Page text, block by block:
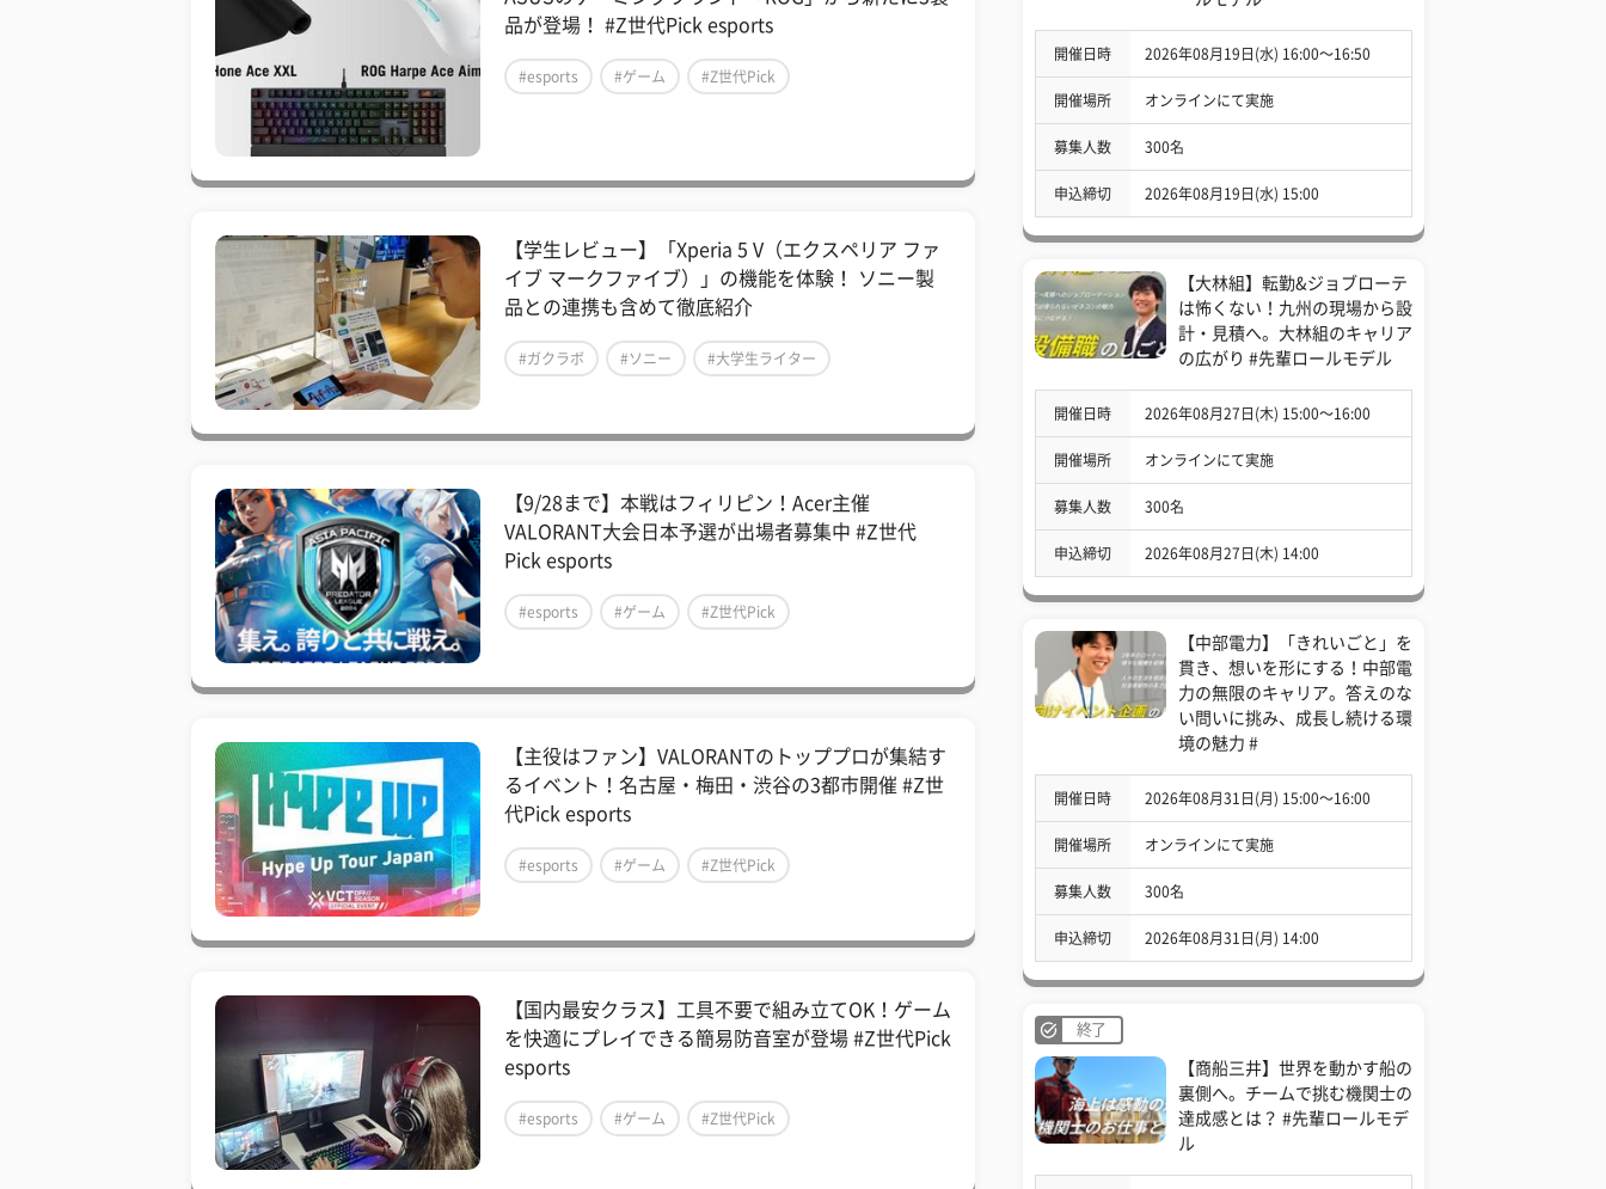
品が登場！ #Z世代Pick esports
#esports #ゲーム #Z世代Pick
【学生レビュー】「Xperia 5 V（エクスペリア ファ
イブ マークファイブ）」の機能を体験！ ソニー製
品との連携も含めて徹底紹介
#ガクラボ #ソニー #大学生ライター
【9/28まで】本戦はフィリピン！Acer主催
VALORANT大会日本予選が出場者募集中 #Z世代
Pick esports
#esports #ゲーム #Z世代Pick
【主役はファン】VALORANTのトッププロが集結す
るイベント！名古屋・梅田・渋谷の3都市開催 #Z世
代Pick esports
#esports #ゲーム #Z世代Pick
【国内最安クラス】工具不要で組み立てOK！ゲーム
を快適にプレイできる簡易防音室が登場 #Z世代Pick
esports
#esports #ゲーム #Z世代Pick
開催日時 2026年08月19日(水) 16:00〜16:50
開催場所 オンラインにて実施
募集人数 300名
申込締切 2026年08月19日(水) 15:00
【大林組】転勤&ジョブローテ
は怖くない！九州の現場から設
計・見積へ。大林組のキャリア
の広がり #先輩ロールモデル
開催日時 2026年08月27日(木) 15:00〜16:00
開催場所 オンラインにて実施
募集人数 300名
申込締切 2026年08月27日(木) 14:00
【中部電力】「きれいごと」を
貫き、想いを形にする！中部電
力の無限のキャリア。答えのな
い問いに挑み、成長し続ける環
境の魅力 #
開催日時 2026年08月31日(月) 15:00〜16:00
開催場所 オンラインにて実施
募集人数 300名
申込締切 2026年08月31日(月) 14:00
終了
【商船三井】世界を動かす船の
裏側へ。チームで挑む機関士の
達成感とは？ #先輩ロールモデ
ル